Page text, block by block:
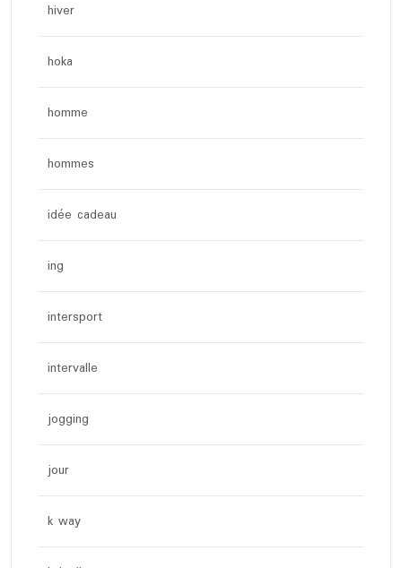
hiver
hoka
homme
hommes
idée cadeau
ing
intersport
intervalle
jogging
jour
k way